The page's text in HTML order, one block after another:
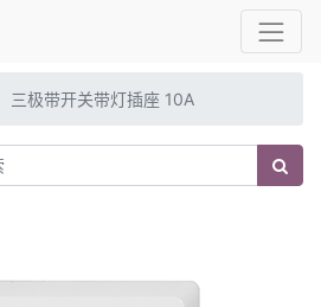
三极带开关带灯插座 10A